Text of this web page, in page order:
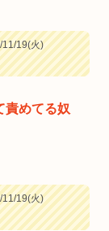
19(火)
責めてる奴
19(火)